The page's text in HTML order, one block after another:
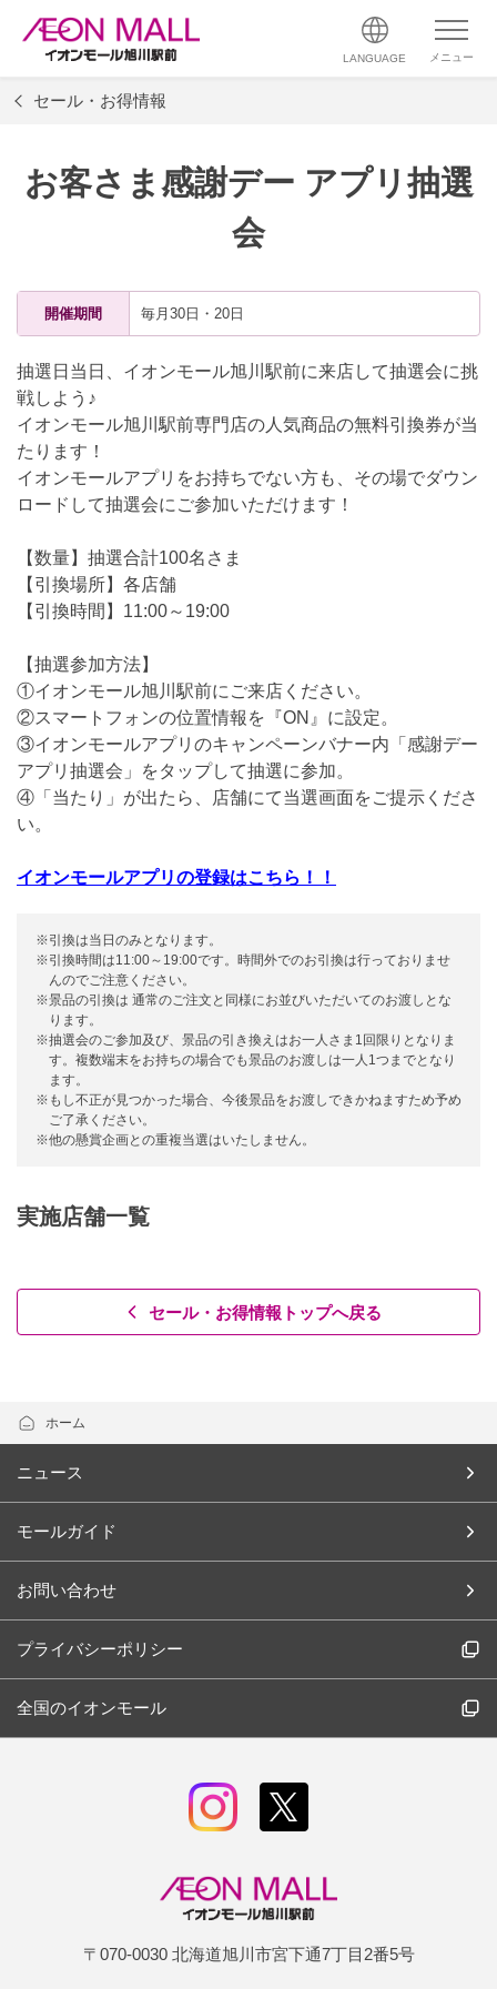
LANGUAGE メニュー
セール・お得情報
お客さま感謝デー アプリ抽選
会
開催期間 毎月30日・20日
抽選日当日、イオンモール旭川駅前に来店して抽選会に挑
戦しよう♪
イオンモール旭川駅前専門店の人気商品の無料引換券が当
たります！
イオンモールアプリをお持ちでない方も、その場でダウン
ロードして抽選会にご参加いただけます！
【数量】抽選合計100名さま
【引換場所】各店舗
【引換時間】11:00～19:00
【抽選参加方法】
①イオンモール旭川駅前にご来店ください。
②スマートフォンの位置情報を『ON』に設定。
③イオンモールアプリのキャンペーンバナー内「感謝デー
アプリ抽選会」をタップして抽選に参加。
④「当たり」が出たら、店舗にて当選画面をご提示くださ
い。
イオンモールアプリの登録はこちら！！
※引換は当日のみとなります。
※引換時間は11:00～19:00です。時間外でのお引換は行っておりませ
んのでご注意ください。
※景品の引換は 通常のご注文と同様にお並びいただいてのお渡しとな
ります。
※抽選会のご参加及び、景品の引き換えはお一人さま1回限りとなりま
す。複数端末をお持ちの場合でも景品のお渡しは一人1つまでとなり
ます。
※もし不正が見つかった場合、今後景品をお渡しできかねますため予め
ご了承ください。
※他の懸賞企画との重複当選はいたしません。
実施店舗一覧
セール・お得情報トップへ戻る
ホーム
ニュース
モールガイド
お問い合わせ
プライバシーポリシー
全国のイオンモール
〒070-0030 北海道旭川市宮下通7丁目2番5号